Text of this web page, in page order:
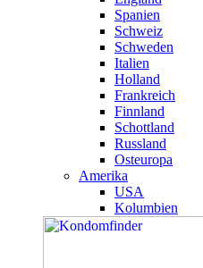
Spanien
Schweiz
Schweden
Italien
Holland
Frankreich
Finnland
Schottland
Russland
Osteuropa
Amerika
USA
Kolumbien